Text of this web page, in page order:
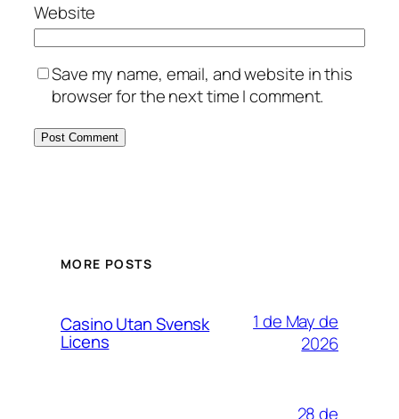
Website
Save my name, email, and website in this
browser for the next time I comment.
MORE POSTS
Casino Utan Svensk
Licens
1 de May de
2026
28 de